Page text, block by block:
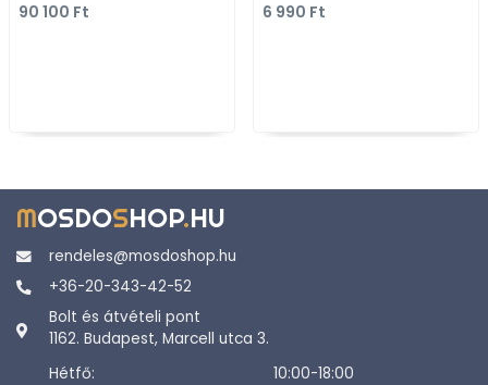
60cm - Lakkozott,
90 100 Ft
6 990 Ft
MOSDOSHOP.HU
rendeles@mosdoshop.hu
+36-20-343-42-52
Bolt és átvételi pont
1162. Budapest, Marcell utca 3.
Hétfő:
10:00-18:00